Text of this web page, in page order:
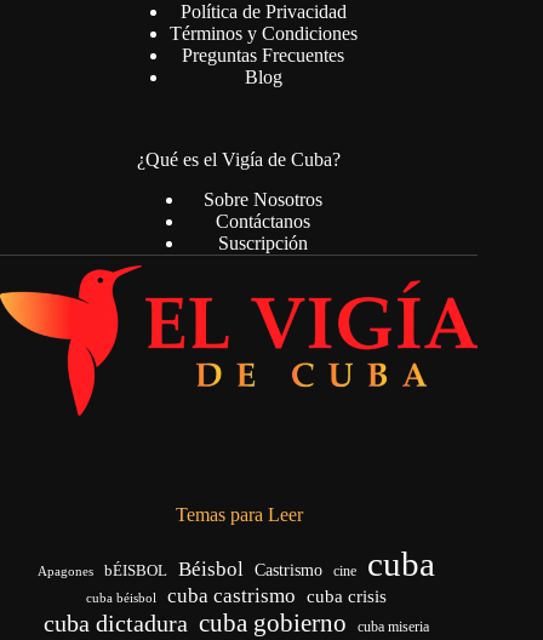
Política de Privacidad
Términos y Condiciones
Preguntas Frecuentes
Blog
¿Qué es el Vigía de Cuba?
Sobre Nosotros
Contáctanos
Suscripción
Temas para Leer
Apagones bÉISBOL Béisbol Castrismo cine cuba
cuba béisbol cuba castrismo cuba crisis
cuba dictadura cuba gobierno cuba miseria